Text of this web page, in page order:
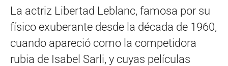
La actriz Libertad Leblanc, famosa por su
físico exuberante desde la década de 1960,
cuando apareció como la competidora
rubia de Isabel Sarli, y cuyas películas